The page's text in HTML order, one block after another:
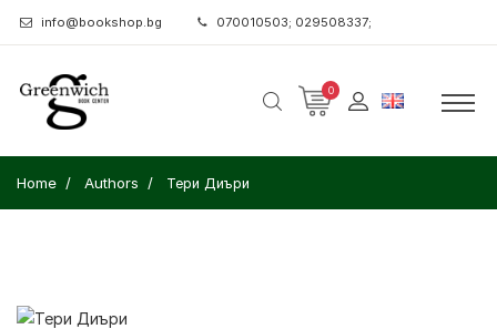
info@bookshop.bg 070010503; 029508337;
0
Home Authors Тери Диъри